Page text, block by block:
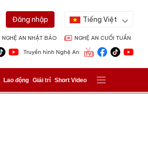
Đăng nhập Tiếng Việt
NGHỆ AN NHẬT BÁO NGHỆ AN CUỐI TUẦN
Truyền hình Nghệ An:
Lao động Giải trí Short Video